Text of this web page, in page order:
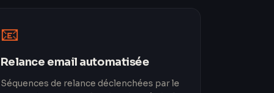
📧
Relance email automatisée
Séquences de relance déclenchées par le